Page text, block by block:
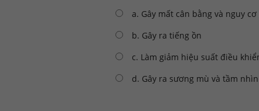
a. Gây mất cân bằng và nguy
b. Gây ra tiếng ồn
c. Làm giảm hiệu suất điều
d. Gây ra sương mù và tầm